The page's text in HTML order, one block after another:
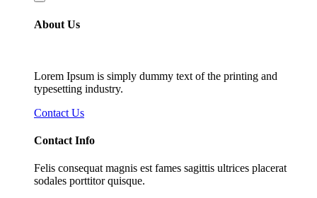
About Us
Lorem Ipsum is simply dummy text of the printing and
typesetting industry.
Contact Us
Contact Info
Felis consequat magnis est fames sagittis ultrices placerat
sodales porttitor quisque.